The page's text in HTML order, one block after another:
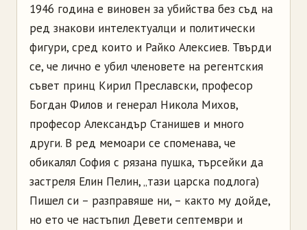
1946 година е виновен за убийства без съд на
ред знакови интелектуалци и политически
фигури, сред които и Райко Алексиев. Твърди
се, че лично е убил членовете на регентския
съвет принц Кирил Преславски, професор
Богдан Филов и генерал Никола Михов,
професор Александър Станишев и много
други. В ред мемоари се споменава, че
обикалял София с рязана пушка, търсейки да
застреля Елин Пелин, „тази царска подлога)
Пишел си – разправяше ни, – както му дойде,
но ето че настъпил Девети септември и